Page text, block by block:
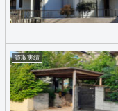
買取実績